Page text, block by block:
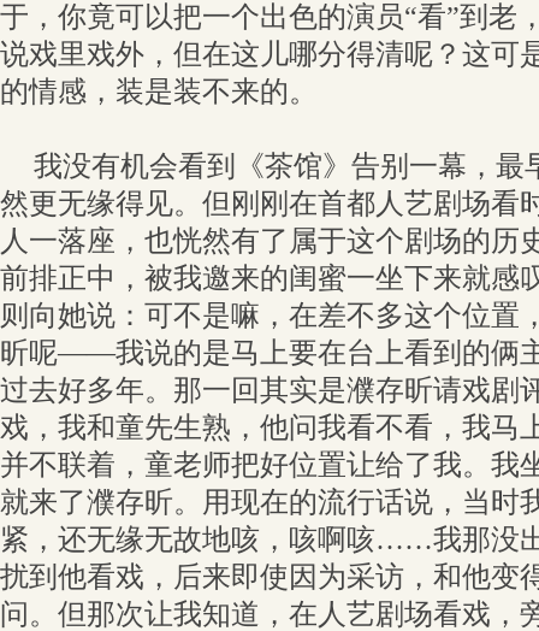
于，你竟可以把一个出色的演员“看”到老
说戏里戏外，但在这儿哪分得清呢？这可
的情感，装是装不来的。
我没有机会看到《茶馆》告别一幕，最
然更无缘得见。但刚刚在首都人艺剧场看
人一落座，也恍然有了属于这个剧场的历
前排正中，被我邀来的闺蜜一坐下来就感
则向她说：可不是嘛，在差不多这个位置
昕呢——我说的是马上要在台上看到的俩
过去好多年。那一回其实是濮存昕请戏剧
戏，我和童先生熟，他问我看不看，我马
并不联着，童老师把好位置让给了我。我
就来了濮存昕。用现在的流行话说，当时
紧，还无缘无故地咳，咳啊咳……我那没
扰到他看戏，后来即使因为采访，和他变
问。但那次让我知道，在人艺剧场看戏，